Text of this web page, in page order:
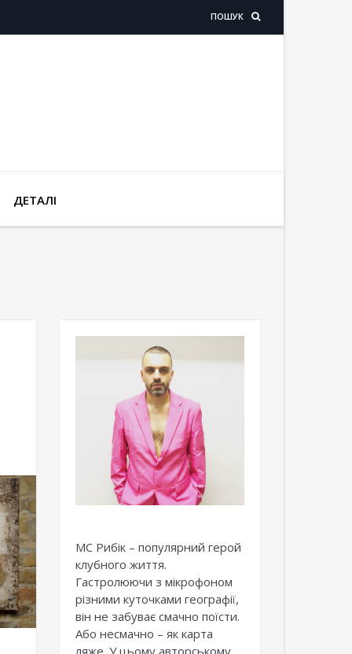
ПОШУК
ДЕТАЛІ
МС Рибік – популярний герой
клубного життя.
Гастролюючи з мікрофоном
різними куточками географії,
він не забуває смачно поїсти.
Або несмачно – як карта
ляже. У цьому авторському